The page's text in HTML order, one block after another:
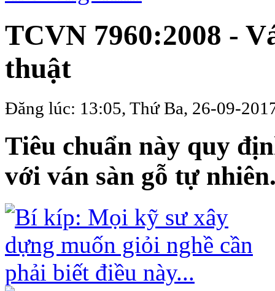
TCVN 7960:2008 -
thuật
Đăng lúc: 13:05, Thứ Ba, 26-09-
Tiêu chuẩn này quy
với ván sàn gỗ tự